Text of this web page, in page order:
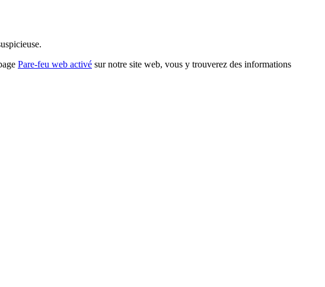
Pare-feu web activé sur notre site web, vous y trouverez des informations